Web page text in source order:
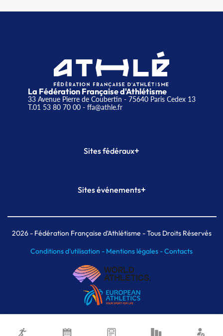
La Fédération Française d'Athlétisme
33 Avenue Pierre de Coubertin - 75640 Paris Cedex 13
T.01 53 80 70 00- ffa@athle.fr
Sites fédéraux+
Plateforme Formation
Sites événements+
Meeting de Paris indoor
MAIF Ekiden de Paris
2026- Fédération Française d'Athlétisme - Tous Droits Réservés
Conditions d'utilisation - Mentions légales -Contacts